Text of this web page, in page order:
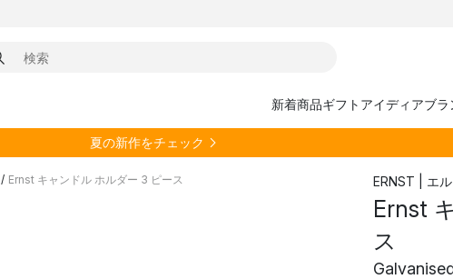
新着商品ギフトアイディアブラ
夏の新作をチェック
/ Ernst キャンドル ホルダー 3 ピース ERNST | エ
Ernst
ス